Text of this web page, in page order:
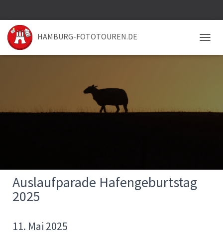
HAMBURG-FOTOTOUREN.DE
Auslaufparade Hafengeburtstag
2025
11. Mai 2025